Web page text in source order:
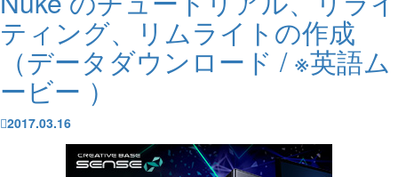
ティング、リムライトの作成
（データダウンロード / ※英語ム
ービー ）
2017.03.16